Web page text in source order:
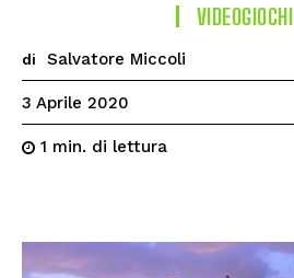
VIDEOGIOCHI
di Salvatore Miccoli
3 Aprile 2020
1 min. di lettura